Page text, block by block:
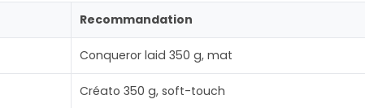
Recommandation
Conqueror laid 350 g, mat
Créato 350 g, soft-touch